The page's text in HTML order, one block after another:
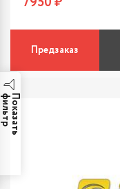
П
о
к
а
з
а
т
ь
ф
и
л
ь
т
Предзаказ